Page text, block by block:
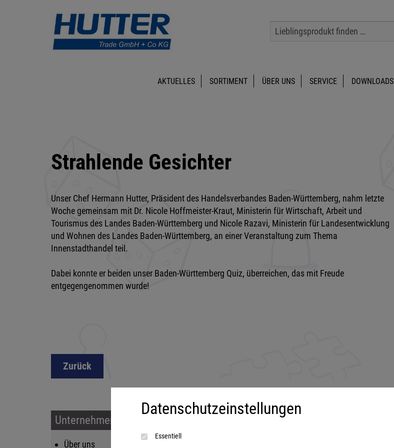
AKTUELLES SORTIMENT ÜBER UNS SERVICE DOWNLOADS
Strahlende Gesichter
Unser Chef Hermann Hutter, Präsident des Handelsverbandes Baden-Württemberg, nahm letzte
Woche gemeinsam mit Dr. Nicole Hoffmeister-Kraut, Ministerin für Wirtschaft, Arbeit und
Tourismus des Landes Baden-Württemberg und Nicole Razavi, Ministerin für Landesentwicklung
und Wohnen des Landes Baden-Württemberg, an einer Veranstaltung zum Thema
Innenstadthandel teil.
Dabei konnte er beiden unser Baden-Württemberg Quiz, überreichen, das mit Freude
entgegengenommen wurde!
Zurück
Unternehmen & Service
Über uns
Datenschutzeinstellungen
Essentiell